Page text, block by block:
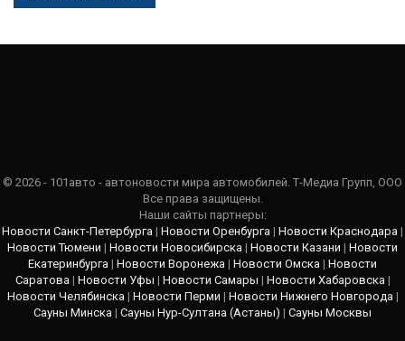
© 2026 - 101авто - автоновости мира автомобилей. Т-Медиа Групп, ООО
Все права защищены.
Наши сайты партнеры:
Новости Санкт-Петербурга | Новости Оренбурга | Новости Краснодара |
Новости Тюмени | Новости Новосибирска | Новости Казани | Новости
Екатеринбурга | Новости Воронежа | Новости Омска | Новости
Саратова| Новости Уфы | Новости Самары | Новости Хабаровска|
Новости Челябинска| Новости Перми | Новости Нижнего Новгорода|
Сауны Минска | Сауны Нур-Султана (Астаны) | Сауны Москвы